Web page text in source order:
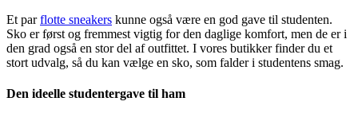
Et parflotte sneakers kunne også være en god gave til studenten.
Sko er først og fremmest vigtig for den daglige komfort, men de er i
den grad også en stor del af outfittet. I vores butikker finder du et
stort udvalg, så du kan vælge en sko, som falder i studentens smag.
Den ideelle studentergave til ham